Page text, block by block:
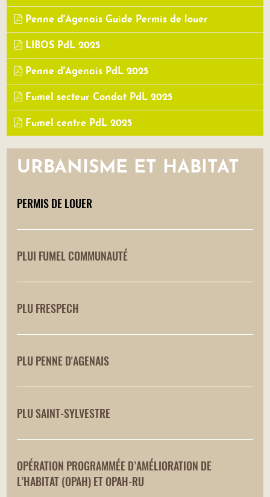
URBANISME ET HABITAT
PERMIS DE LOUER
PLUI FUMEL COMMUNAUTÉ
PLU FRESPECH
PLU PENNE D'AGENAIS
PLU SAINT-SYLVESTRE
OPÉRATION PROGRAMMÉE D’AMÉLIORATION DE
L’HABITAT (OPAH) ET OPAH-RU
Penne d'Agenais Guide Permis de louer
LIBOS PdL 2025
Penne d'Agenais PdL 2025
Fumel secteur Condat PdL 2025
Fumel centre PdL 2025